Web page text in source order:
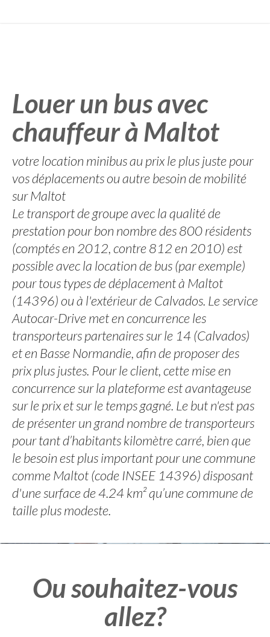
Louer un bus avec
chauffeur à Maltot
votre location minibus au prix le plus juste pour
vos déplacements ou autre besoin de mobilité
sur Maltot
Le transport de groupe avec la qualité de
prestation pour bon nombre des 800 résidents
(comptés en 2012, contre 812 en 2010) est
possible avec la location de bus (par exemple)
pour tous types de déplacement à Maltot
(14396) ou à l'extérieur de Calvados. Le service
Autocar-Drive met en concurrence les
transporteurs partenaires sur le 14 (Calvados)
et en Basse Normandie, afin de proposer des
prix plus justes. Pour le client, cette mise en
concurrence sur la plateforme est avantageuse
sur le prix et sur le temps gagné. Le but n'est pas
de présenter un grand nombre de transporteurs
pour tant d’habitants kilomètre carré, bien que
le besoin est plus important pour une commune
comme Maltot (code INSEE 14396) disposant
d'une surface de 4.24 km² qu’une commune de
taille plus modeste.
Ou souhaitez-vous
allez?